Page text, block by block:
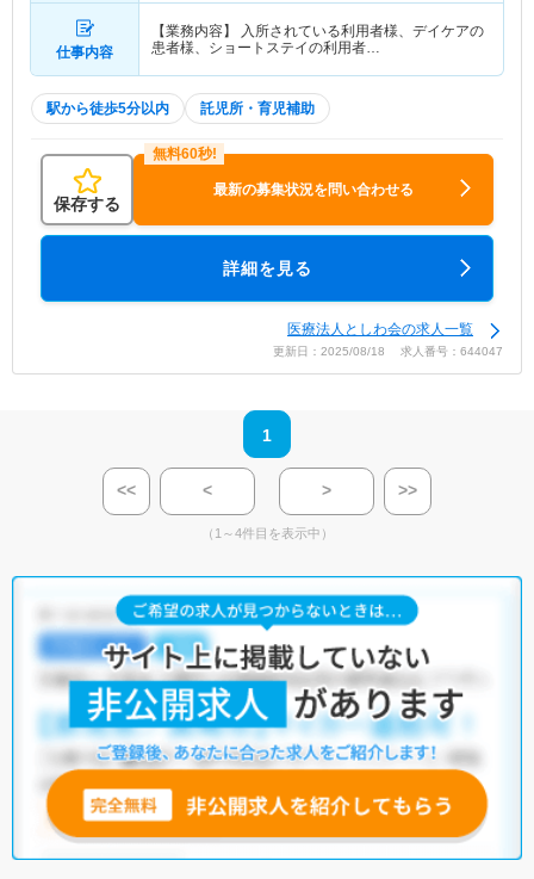
仕事内容
【業務内容】 入所されている利用者様、デイケアの
患者様、ショートステイの利用者…
駅から徒歩5分以内 託児所・育児補助
保存する
最新の募集状況を問い合わせる
詳細を見る
医療法人としわ会の求人一覧
更新日：2025/08/18 求人番号：644047
1
<< < > >>
（1～4件目を表示中）